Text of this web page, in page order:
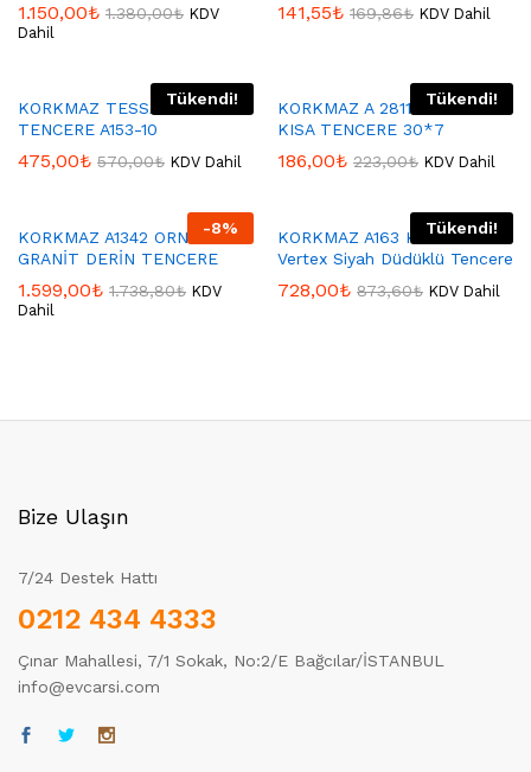
1.150,00₺ 1.380,00₺ KDV
Dahil
141,55₺ 169,86₺ KDV Dahil
Tükendi!
KORKMAZ TESSA DÜDÜKLÜ
TENCERE A153-10
475,00₺ 570,00₺ KDV Dahil
Tükendi!
KORKMAZ A 2811 MİA GRANİT
KISA TENCERE 30*7
186,00₺ 223,00₺ KDV Dahil
-8%
KORKMAZ A1342 ORNELLA
GRANİT DERİN TENCERE
1.599,00₺ 1.738,80₺ KDV
Dahil
Tükendi!
KORKMAZ A163 Korkmaz
Vertex Siyah Düdüklü Tencere
728,00₺ 873,60₺ KDV Dahil
Bize Ulaşın
7/24 Destek Hattı
0212 434 4333
Çınar Mahallesi, 7/1 Sokak, No:2/E Bağcılar/İSTANBUL
info@evcarsi.com